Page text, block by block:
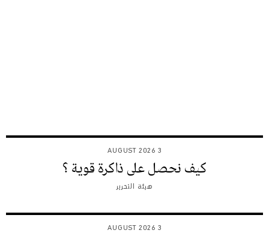
3 AUGUST 2026
كيف نحصل على ذاكرة قوية ؟
هيئة التحرير
3 AUGUST 2026